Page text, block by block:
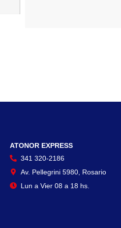
ATONOR EXPRESS
341 320-2186
Av. Pellegrini 5980, Rosario
Lun a Vier 08 a 18 hs.